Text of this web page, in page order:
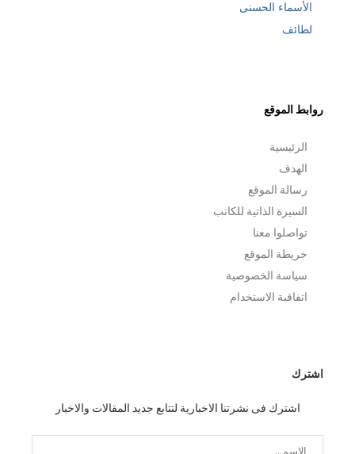
الأسماء الحسنى
لطائف
روابط الموقع
الرئيسية
الهدف
رسالة الموقع
السيرة الذاتية للكاتب
تواصلوا معنا
خريطة الموقع
سياسة الخصوصية
اتفاقبة الاستخدام
اشترك
اشترك فى نشرتنا الاخبارية لتتابع جديد المقالات والاخبار